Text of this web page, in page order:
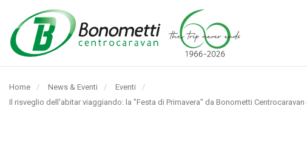
Automarket
Srl
Home News & Eventi
Eventi
Pagina
Il risveglio dell'abitar viaggiando: la "Festa di Primavera" da Bonometti